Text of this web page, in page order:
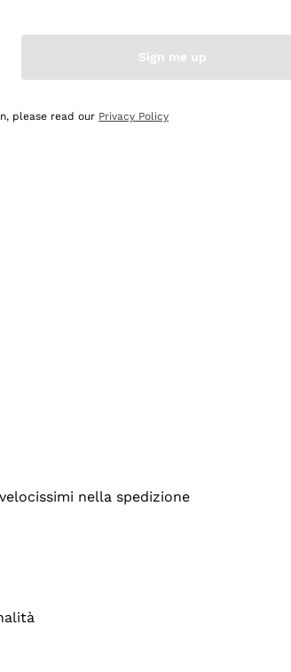
👍
nella spedizione
Sign me up
please read our Privacy Policy